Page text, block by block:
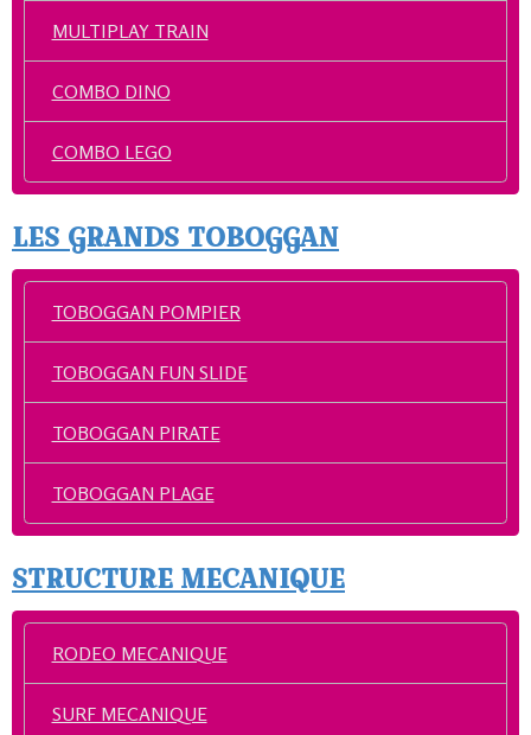
MULTIPLAY TRAIN
COMBO DINO
COMBO LEGO
LES GRANDS TOBOGGAN
TOBOGGAN POMPIER
TOBOGGAN FUN SLIDE
TOBOGGAN PIRATE
TOBOGGAN PLAGE
STRUCTURE MECANIQUE
RODEO MECANIQUE
SURF MECANIQUE